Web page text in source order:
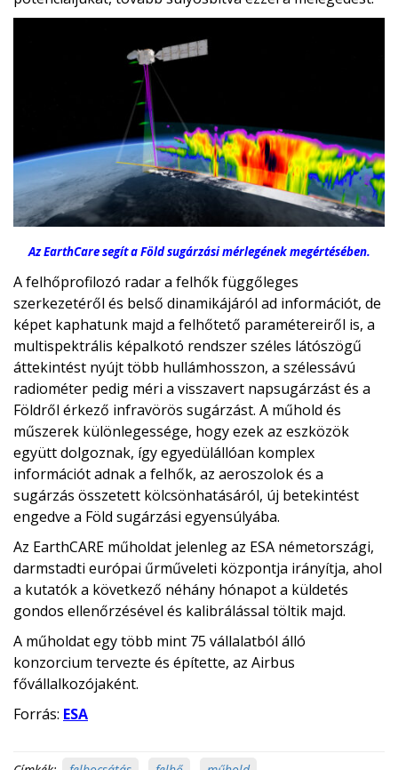
Az EarthCare segít a Föld sugárzási mérlegének megértésében.
A felhőprofilozó radar a felhők függőleges
szerkezetéről és belső dinamikájáról ad információt, de
képet kaphatunk majd a felhőtető paramétereiről is, a
multispektrális képalkotó rendszer széles látószögű
áttekintést nyújt több hullámhosszon, a szélessávú
radiométer pedig méri a visszavert napsugárzást és a
Földről érkező infravörös sugárzást. A műhold és
műszerek különlegessége, hogy ezek az eszközök
együtt dolgoznak, így egyedülállóan komplex
információt adnak a felhők, az aeroszolok és a
sugárzás összetett kölcsönhatásáról, új betekintést
engedve a Föld sugárzási egyensúlyába.
Az EarthCARE műholdat jelenleg az ESA németországi,
darmstadti európai űrműveleti központja irányítja, ahol
a kutatók a következő néhány hónapot a küldetés
gondos ellenőrzésével és kalibrálással töltik majd.
A műholdat egy több mint 75 vállalatból álló
konzorcium tervezte és építette, az Airbus
fővállalkozójaként.
Forrás: ESA